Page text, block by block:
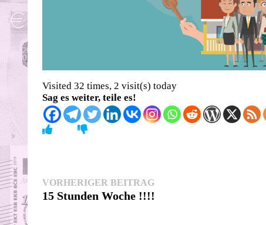
Visited 32 times, 2 visit(s) today
Sag es weiter, teile es!
Beitragsnavigation
VORHERIGER BEITRAGVorheriger
15 Stunden Woche !!!!